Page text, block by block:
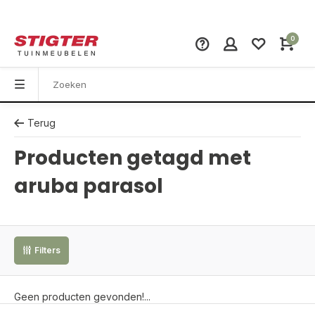
0
Terug
Producten getagd met
aruba parasol
Filters
Geen producten gevonden!...